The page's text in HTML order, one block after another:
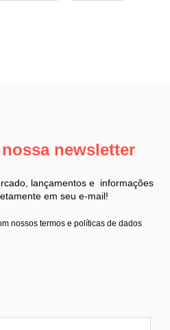
newsletter
lançamentos e informações
em seu e-mail!
nossos termos e políticas de dados